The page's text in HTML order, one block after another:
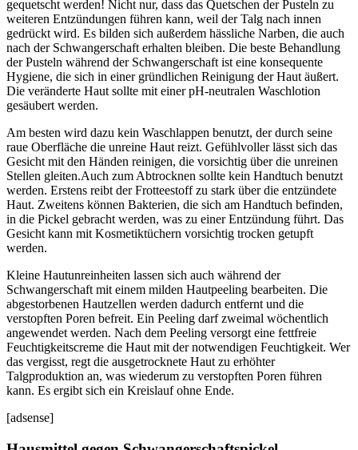
gequetscht werden! Nicht nur, dass das Quetschen der Pusteln zu
weiteren Entzündungen führen kann, weil der Talg nach innen
gedrückt wird. Es bilden sich außerdem hässliche Narben, die auch
nach der Schwangerschaft erhalten bleiben. Die beste Behandlung
der Pusteln während der Schwangerschaft ist eine konsequente
Hygiene, die sich in einer gründlichen Reinigung der Haut äußert.
Die veränderte Haut sollte mit einer pH-neutralen Waschlotion
gesäubert werden.
Am besten wird dazu kein Waschlappen benutzt, der durch seine
raue Oberfläche die unreine Haut reizt. Gefühlvoller lässt sich das
Gesicht mit den Händen reinigen, die vorsichtig über die unreinen
Stellen gleiten.Auch zum Abtrocknen sollte kein Handtuch benutzt
werden. Erstens reibt der Frotteestoff zu stark über die entzündete
Haut. Zweitens können Bakterien, die sich am Handtuch befinden,
in die Pickel gebracht werden, was zu einer Entzündung führt. Das
Gesicht kann mit Kosmetiktüchern vorsichtig trocken getupft
werden.
Kleine Hautunreinheiten lassen sich auch während der
Schwangerschaft mit einem milden Hautpeeling bearbeiten. Die
abgestorbenen Hautzellen werden dadurch entfernt und die
verstopften Poren befreit. Ein Peeling darf zweimal wöchentlich
angewendet werden. Nach dem Peeling versorgt eine fettfreie
Feuchtigkeitscreme die Haut mit der notwendigen Feuchtigkeit. Wer
das vergisst, regt die ausgetrocknete Haut zu erhöhter
Talgproduktion an, was wiederum zu verstopften Poren führen
kann. Es ergibt sich ein Kreislauf ohne Ende.
[adsense]